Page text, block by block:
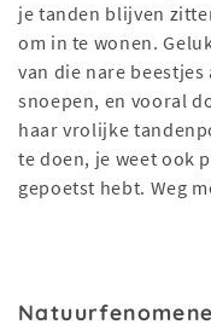
je tanden blijven
om in te wonen.
van die nare
snoepen, en vooral
haar vrolijke
te doen, je weet ook
gepoetst hebt. Weg